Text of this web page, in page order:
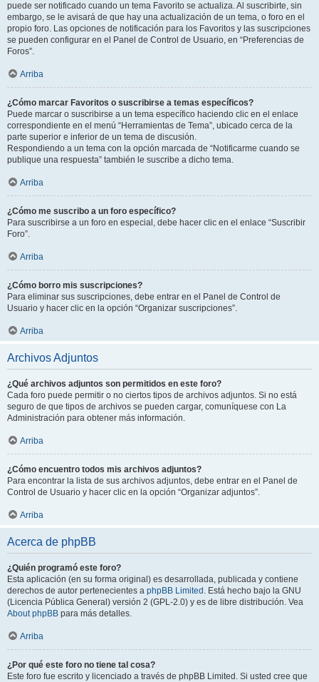
puede ser notificado cuando un tema Favorito se actualiza. Al suscribirte, sin
embargo, se le avisará de que hay una actualización de un tema, o foro en el
propio foro. Las opciones de notificación para los Favoritos y las suscripciones
se pueden configurar en el Panel de Control de Usuario, en “Preferencias de
Foros”.
Arriba
¿Cómo marcar Favoritos o suscribirse a temas específicos?
Puede marcar o suscribirse a un tema específico haciendo clic en el enlace
correspondiente en el menú “Herramientas de Tema”, ubicado cerca de la
parte superior e inferior de un tema de discusión.
Respondiendo a un tema con la opción marcada de “Notificarme cuando se
publique una respuesta” también le suscribe a dicho tema.
Arriba
¿Cómo me suscribo a un foro específico?
Para suscribirse a un foro en especial, debe hacer clic en el enlace “Suscribir
Foro”.
Arriba
¿Cómo borro mis suscripciones?
Para eliminar sus suscripciones, debe entrar en el Panel de Control de
Usuario y hacer clic en la opción “Organizar suscripciones”.
Arriba
Archivos Adjuntos
¿Qué archivos adjuntos son permitidos en este foro?
Cada foro puede permitir o no ciertos tipos de archivos adjuntos. Si no está
seguro de que tipos de archivos se pueden cargar, comuníquese con La
Administración para obtener más información.
Arriba
¿Cómo encuentro todos mis archivos adjuntos?
Para encontrar la lista de sus archivos adjuntos, debe entrar en el Panel de
Control de Usuario y hacer clic en la opción “Organizar adjuntos”.
Arriba
Acerca de phpBB
¿Quién programó este foro?
Esta aplicación (en su forma original) es desarrollada, publicada y contiene
derechos de autor pertenecientes a phpBB Limited . Está hecho bajo la GNU
(Licencia Pública General) versión 2 (GPL-2.0) y es de libre distribución. Vea
About phpBB para más detalles.
Arriba
¿Por qué este foro no tiene tal cosa?
Este foro fue escrito y licenciado a través de phpBB Limited. Si usted cree que